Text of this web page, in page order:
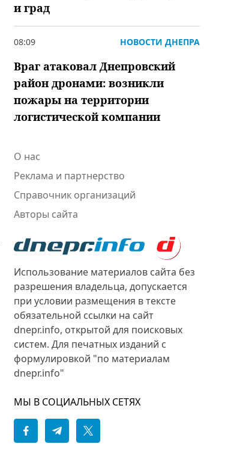
и град
08:09 НОВОСТИ ДНЕПРА
Враг атаковал Днепровский
район дронами: возникли
пожары на территории
логистической компании
О нас
Реклама и партнерство
Справочник организаций
Авторы сайта
Использование материалов сайта без
разрешения владельца, допускается
при условии размещения в тексте
обязательной ссылки на сайт
dnepr.info, открытой для поисковых
систем. Для печатных изданий с
формулировкой "по материалам
dnepr.info"
МЫ В СОЦИАЛЬНЫХ СЕТЯХ